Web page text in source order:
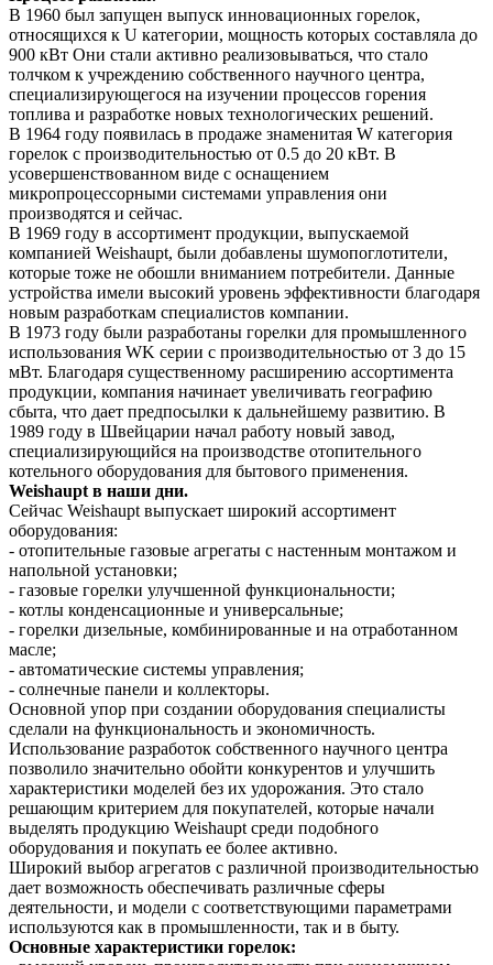
В 1960 был запущен выпуск инновационных горелок,
относящихся к U категории, мощность которых составляла до
900 кВт Они стали активно реализовываться, что стало
толчком к учреждению собственного научного центра,
специализирующегося на изучении процессов горения
топлива и разработке новых технологических решений.
В 1964 году появилась в продаже знаменитая W категория
горелок с производительностью от 0.5 до 20 кВт. В
усовершенствованном виде с оснащением
микропроцессорными системами управления они
производятся и сейчас.
В 1969 году в ассортимент продукции, выпускаемой
компанией Weishaupt, были добавлены шумопоглотители,
которые тоже не обошли вниманием потребители. Данные
устройства имели высокий уровень эффективности благодаря
новым разработкам специалистов компании.
В 1973 году были разработаны горелки для промышленного
использования WK серии с производительностью от 3 до 15
мВт. Благодаря существенному расширению ассортимента
продукции, компания начинает увеличивать географию
сбыта, что дает предпосылки к дальнейшему развитию. В
1989 году в Швейцарии начал работу новый завод,
специализирующийся на производстве отопительного
котельного оборудования для бытового применения.
Weishaupt в наши дни.
Сейчас Weishaupt выпускает широкий ассортимент
оборудования:
- отопительные газовые агрегаты с настенным монтажом и
напольной установки;
- газовые горелки улучшенной функциональности;
- котлы конденсационные и универсальные;
- горелки дизельные, комбинированные и на отработанном
масле;
- автоматические системы управления;
- солнечные панели и коллекторы.
Основной упор при создании оборудования специалисты
сделали на функциональность и экономичность.
Использование разработок собственного научного центра
позволило значительно обойти конкурентов и улучшить
характеристики моделей без их удорожания. Это стало
решающим критерием для покупателей, которые начали
выделять продукцию Weishaupt среди подобного
оборудования и покупать ее более активно.
Широкий выбор агрегатов с различной производительностью
дает возможность обеспечивать различные сферы
деятельности, и модели с соответствующими параметрами
используются как в промышленности, так и в быту.
Основные характеристики горелок: